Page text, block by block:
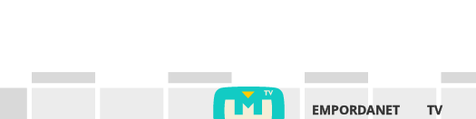
EMPORDANET TV